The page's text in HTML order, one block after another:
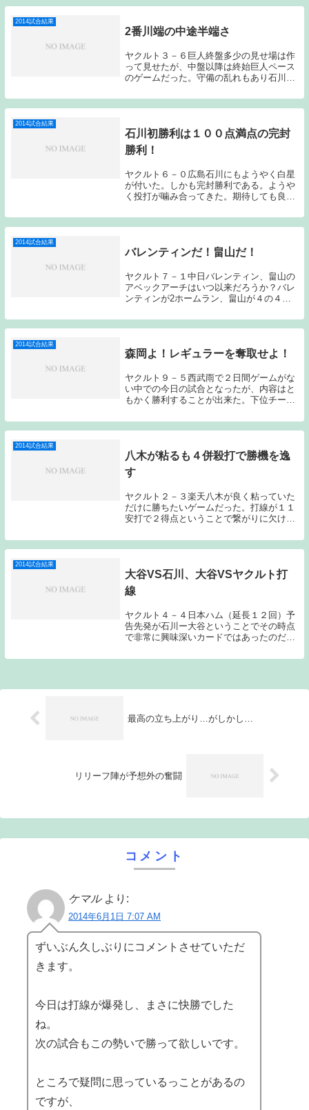
2014試合結果
2番川端の中途半端さ
ヤクルト３－６巨人終盤多少の見せ場は作
って見せたが、中盤以降は終始巨人ペース
のゲームだった。守備の乱れもあり石川が
立った。小川采配も最後まで冴えを感じな
い。先発の石川は、初回から毎回ランナー
2014試合結果
石川初勝利は１００点満点の完封
勝利！
ヤクルト６－０広島石川にもようやく白星
が付いた。しかも完封勝利である。ようや
く投打が噛み合ってきた。期待しても良い
いう当たりを浴びるなど完璧な投球とは言
えなかったかもしれないが、２年ぶりの完
2014試合結果
バレンティンだ！畠山だ！
ヤクルト７－１中日バレンティン、畠山の
アベックアーチはいつ以来だろうか？バレ
ンティンが2ホームラン、畠山が４の４の1
り、中日を見事に三タテし、連勝を4に伸
ばした。小川は流石の投球である。いつで
2014試合結果
森岡よ！レギュラーを奪取せよ！
ヤクルト９－５西武雨で２日間ゲームがな
い中での今日の試合となったが、内容はと
もかく勝利することが出来た。下位チーム
試合」となってしまった。今日の八木はボ
ールが走っていなかった。特にストレート
2014試合結果
八木が粘るも４併殺打で勝機を逸
す
ヤクルト２－３楽天八木が良く粘っていた
だけに勝ちたいゲームだった。打線が１１
安打で２得点ということで繋がりに欠けて
いたと思う。それだけに２回の３失点が非
常に痛かった。このブログにも何度も書い
2014試合結果
大谷VS石川、大谷VSヤクルト打
線
ヤクルト４－４日本ハム（延長１２回）予
告先発が石川ー大谷ということでその時点
で非常に興味深いカードではあったのだ
しかった。DH制の試合で５回８３球で降
最高の立ち上がり…がしかし…
リリーフ陣が予想外の奮闘
コメント
ケマル より:
2014年6月1日 7:07 AM
ずいぶん久しぶりにコメントさせていただ
きます。
今日は打線が爆発し、まさに快勝でした
ね。
次の試合もこの勢いで勝って欲しいです。
ところで疑問に思っているっことがあるの
ですが、